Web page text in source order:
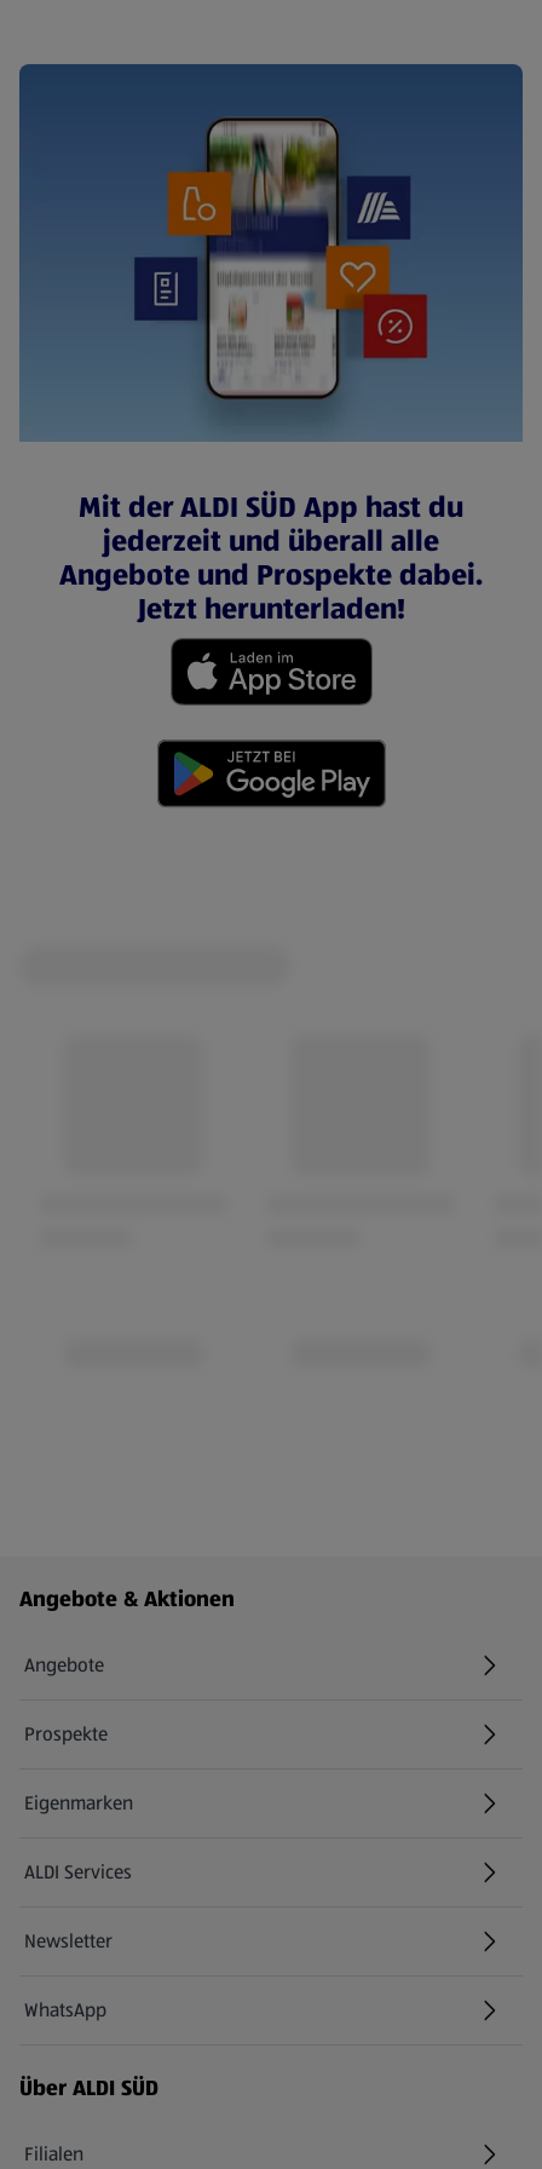
Mit der ALDI SÜD App hast du
jederzeit und überall alle
Angebote und Prospekte dabei.
Jetzt herunterladen!
Fußzeilenmenü - weitere Links
Angebote & Aktionen
Angebote
Prospekte
Eigenmarken
ALDI Services
Newsletter
WhatsApp
Über ALDI SÜD
Filialen